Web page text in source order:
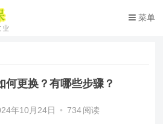
菜单
何更换？有哪些步骤？
年10月24日 • 734 阅读